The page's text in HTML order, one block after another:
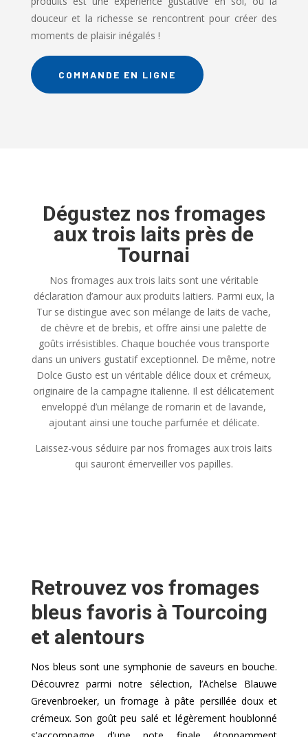
douceur et la richesse se rencontrent pour créer des
moments de plaisir inégalés !
COMMANDE EN LIGNE
Dégustez nos fromages
aux trois laits près de
Tournai
Nos fromages aux trois laits sont une véritable
déclaration d’amour aux produits laitiers. Parmi eux, la
Tur se distingue avec son mélange de laits de vache,
de chèvre et de brebis, et offre ainsi une palette de
goûts irrésistibles. Chaque bouchée vous transporte
dans un univers gustatif exceptionnel. De même, notre
Dolce Gusto est un véritable délice doux et crémeux,
originaire de la campagne italienne. Il est délicatement
enveloppé d’un mélange de romarin et de lavande,
ajoutant ainsi une touche parfumée et délicate.
Laissez-vous séduire par nos fromages aux trois laits
qui sauront émerveiller vos papilles.
Retrouvez vos fromages
bleus favoris à Tourcoing
et alentours
Nos bleus sont une symphonie de saveurs en bouche.
Découvrez parmi notre sélection, l’Achelse Blauwe
Grevenbroeker, un fromage à pâte persillée doux et
crémeux. Son goût peu salé et légèrement houblonné